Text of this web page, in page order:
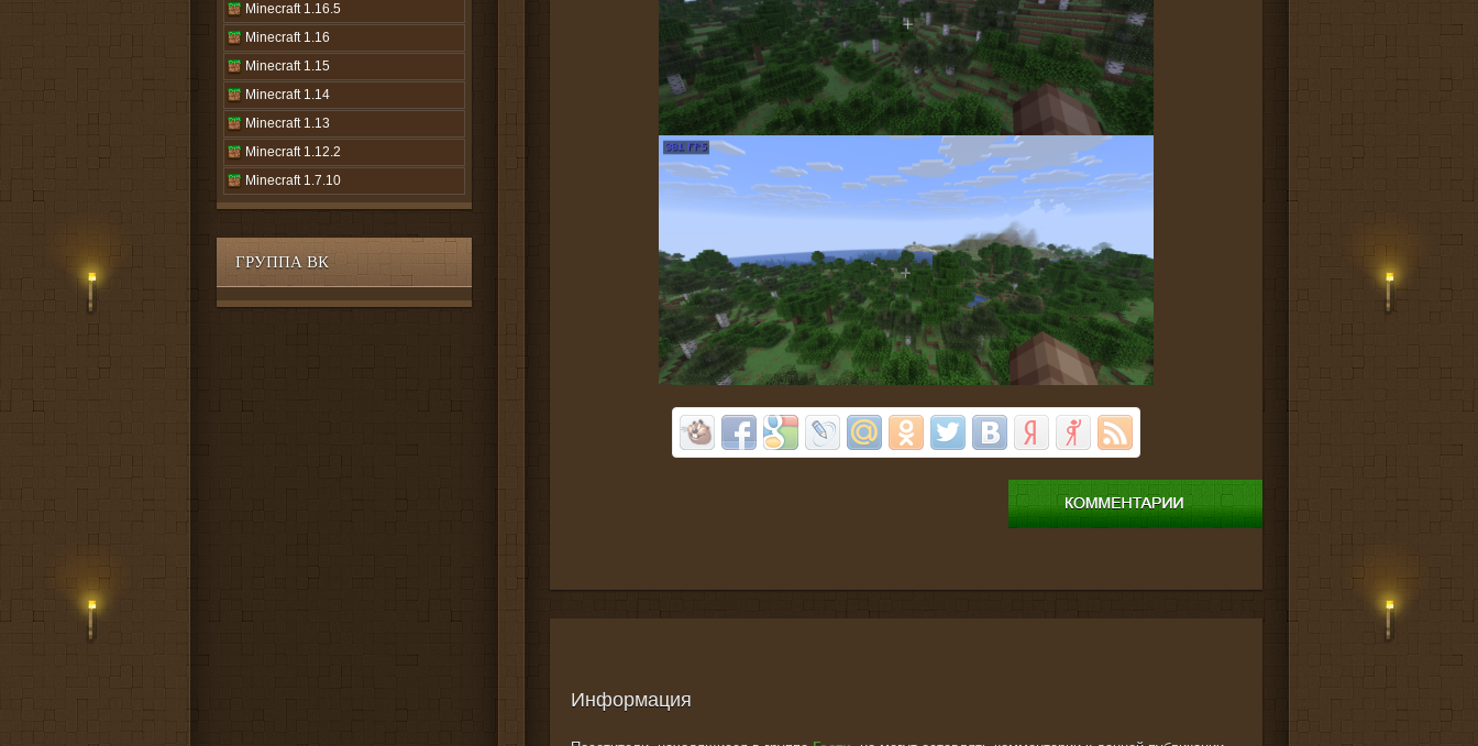
Minecraft 1.16.5
Minecraft 1.16
Minecraft 1.15
Minecraft 1.14
Minecraft 1.13
Minecraft 1.12.2
Minecraft 1.7.10
ГРУППА ВК
Информация